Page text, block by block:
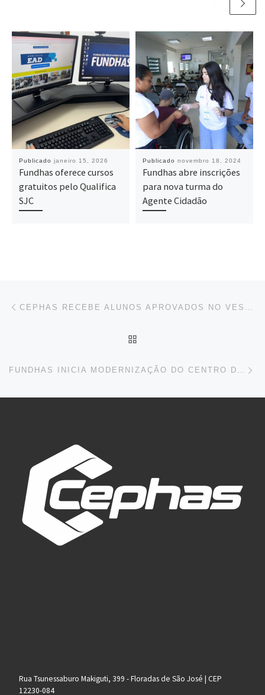
Publicado janeiro 15, 2026
Fundhas oferece cursos
gratuitos pelo Qualifica
SJC
Publicado novembro 18, 2024
Fundhas abre inscrições
para nova turma do
Agente Cidadão
Navegação do post
FUNDHAS INICIA MODERNIZAÇÃO DO CENTRO DE INOVAÇÃO NORTE
Rua Tsunessaburo Makiguti, 399 - Floradas de São José | CEP
12230-084